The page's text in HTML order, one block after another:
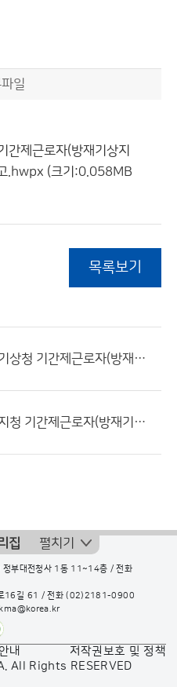
일
제근로자(방재기상지
.hwpx (크기:0.058MB
목록보기
2026년 부산지방기상청 기간제근로자(방재기상지원관) 채용 최종합격자 공고
2026년 전주기상지청 기간제근로자(방재기상지원관) 채용 최종합격자 공고
집 펼치기
부대전청사 1동 11~14층 / 전화
16길 61 / 전화(02)2181-0900
내
저작권보호 및 정책
All Rights RESERVED